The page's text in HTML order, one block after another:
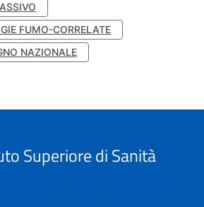
FUMO-CORRELATE
NAZIONALE
Superiore di Sanità